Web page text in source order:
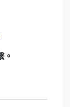
。